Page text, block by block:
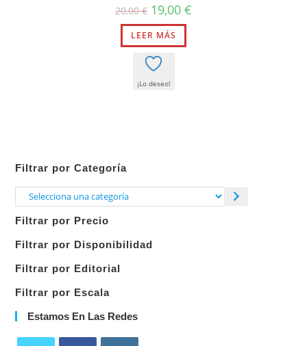
20,00€ El
precio
original
era:
20,00 €.
19,00 €
LEER MÁS
¡Lo deseo!
Filtrar por Categoría
Selecciona
categoría
Filtrar por Precio
Filtrar por Disponibilidad
Filtrar por Editorial
Filtrar por Escala
Estamos En Las Redes